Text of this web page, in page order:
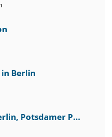
Berlin
Potsdamer P...